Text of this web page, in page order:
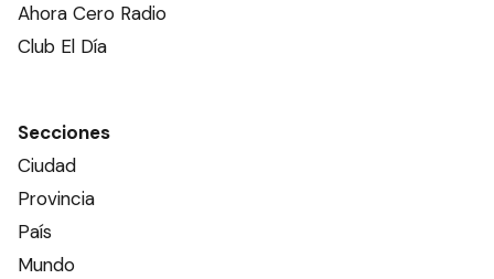
Ahora Cero Radio
Club El Día
Secciones
Ciudad
Provincia
País
Mundo